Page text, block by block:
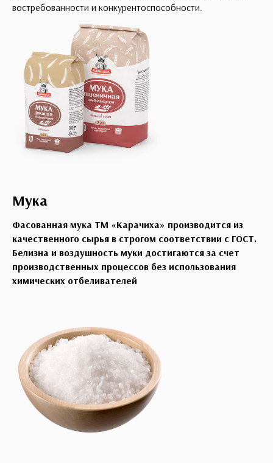
востребованности и конкурентоспособности.
Мука
Фасованная мука ТМ «Карачиха» производится из
качественного сырья в строгом соответствии с ГОСТ.
Белизна и воздушность муки достигаются за счет
производственных процессов без использования
химических отбеливателей